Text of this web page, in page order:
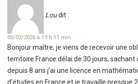
Loudit :
05/02/2026 à 19 h 11 min
Bonjour maître, je viens de recevoir une
territoire France délai de 30 jours, sachant
depuis 8 ans j’ai une licence en
d’études en France et je travaille presque